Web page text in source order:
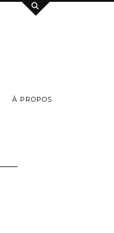
À PROPOS